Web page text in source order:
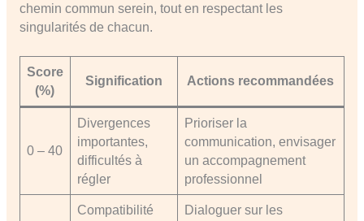
chemin commun serein, tout en respectant les
singularités de chacun.
Score
(%)
Signification Actions recommandées
0 – 40
Divergences
importantes,
difficultés à
régler
Prioriser la
communication, envisager
un accompagnement
professionnel
Compatibilité
Dialoguer sur les